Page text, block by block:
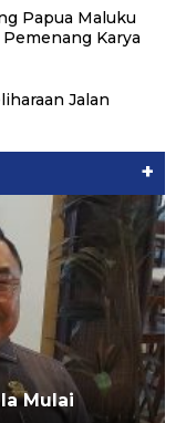
Papua Maluku
Karya
Jalan
+
Mulai